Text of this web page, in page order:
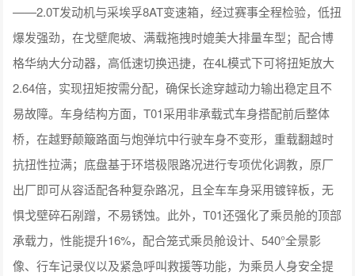
——2.0T发动机与采埃孚8AT变速箱，经过赛事全程检验，低扭
爆发强劲，在戈壁爬坡、满载拖拽时媲美大排量车型；配合博
格华纳大分动器，高低速切换迅捷，在4L模式下可将扭矩放大
2.64倍，实现扭矩按需分配，确保长途穿越动力输出稳定且不
易故障。车身结构方面，T01采用非承载式车身搭配前后整体
桥，在越野颠簸路面与炮弹坑中行驶车身不变形，重载翻越时
抗扭性拉满；底盘基于环塔极限路况进行专项优化调教，原厂
出厂即可从容适配各种复杂路况，且全车车身采用镀锌板，无
惧戈壁碎石剐蹭，不易锈蚀。此外，T01还强化了乘员舱的顶部
承载力，性能提升16%，配合笼式乘员舱设计、540°全景影
像、行车记录仪以及紧急呼叫救援等功能，为乘员人身安全提